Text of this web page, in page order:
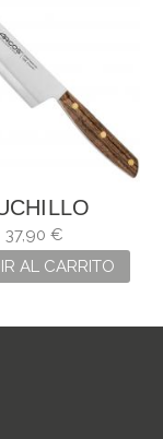
37,90 €
AL CARRITO